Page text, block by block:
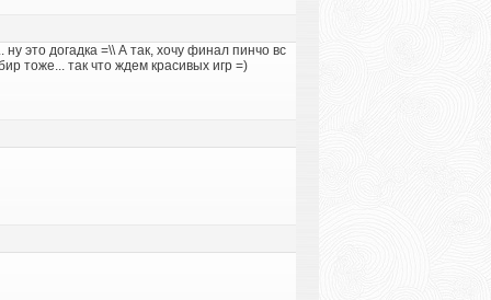
это догадка =\\ А так, хочу финал пинчо вс
тоже... так что ждем красивых игр =)